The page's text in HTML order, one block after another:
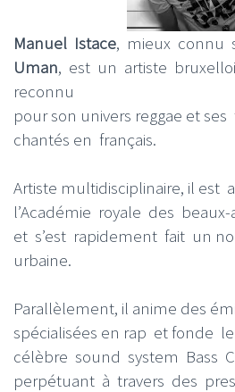
Manuel Istace, mieux connu
Uman, est un artiste
reconnu
pour son univers reggae et ses
chantés en français.
Artiste multidisciplinaire, il est
l’Académie royale des
et s’est rapidement fait un
urbaine.
Parallèlement, il anime des
spécialisées en rap et fonde
célèbre sound system Bass
perpétuant à travers des